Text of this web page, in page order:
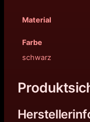
Material
Farbe
schwarz